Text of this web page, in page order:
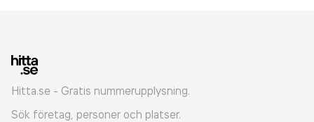
Hitta.se - Gratis nummerupplysning.
Sök företag, personer och platser.